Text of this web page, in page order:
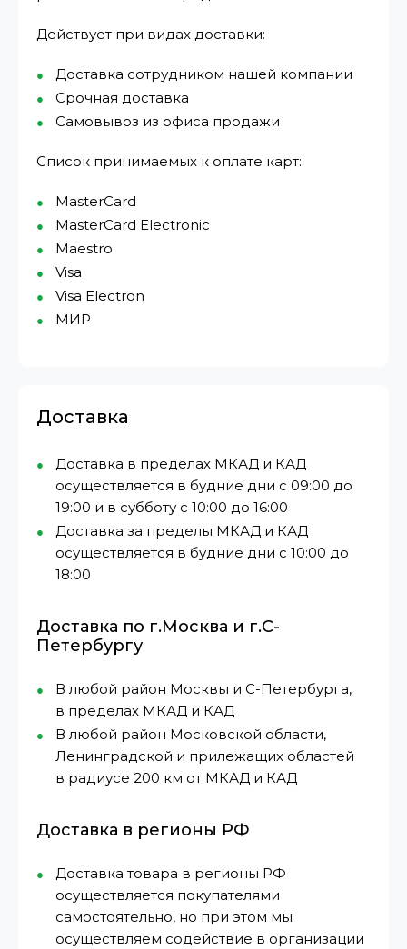
Действует при видах доставки:
Доставка сотрудником нашей компании
Срочная доставка
Самовывоз из офиса продажи
Список принимаемых к оплате карт:
MasterCard
MasterCard Electronic
Maestro
Visa
Visa Electron
МИР⁠
Доставка
Доставка в пределах МКАД и КАД
осуществляется в будние дни с 09:00 до
19:00 и в субботу с 10:00 до 16:00
Доставка за пределы МКАД и КАД
осуществляется в будние дни с 10:00 до
18:00
Доставка по г.Москва и г.С-
Петербургу
В любой район Москвы и С-Петербурга,
в пределах МКАД и КАД
В любой район Московской области,
Ленинградской и прилежащих областей
в радиусе 200 км от МКАД и КАД
Доставка в регионы РФ
Доставка товара в регионы РФ
осуществляется покупателями
самостоятельно, но при этом мы
осуществляем содействие в организации